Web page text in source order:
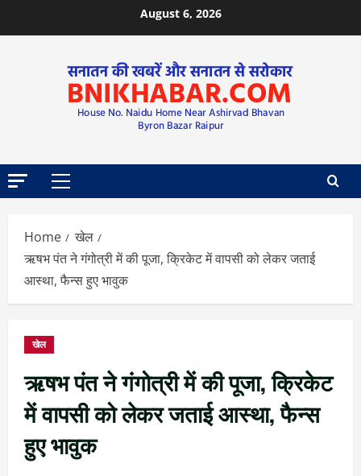
August 6, 2026
Home
खेल
ऋषभ पंत ने गंगोत्री में की पूजा, क्रिकेट में वापसी को लेकर जताई
आस्था, फैन्स हुए भावुक
खेल
ऋषभ पंत ने गंगोत्री में की पूजा, क्रिकेट
में वापसी को लेकर जताई आस्था, फैन्स
हुए भावुक